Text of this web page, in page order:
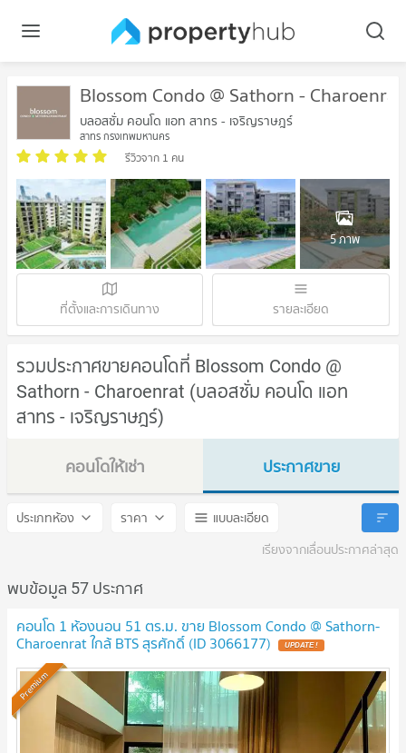
Blossom Condo @ Sathorn - Charoenrat
บลอสซั่ม คอนโด แอท สาทร - เจริญราษฎร์
สาทร กรุงเทพมหานคร
รีวิวจาก 1 คน
5 ภาพ
ที่ตั้งและการเดินทาง รายละเอียด
รวมประกาศขายคอนโดที่ Blossom Condo @
Sathorn - Charoenrat (บลอสซั่ม คอนโด แอท
สาทร - เจริญราษฎร์)
คอนโดให้เช่า
Blossom Condo @ Sathorn - Charoenrat
ประกาศขาย
Blossom Condo @
ประเภทห้อง ราคา
แบบละเอียด
เรียงจากเลื่อนประกาศล่าสุด
พบข้อมูล 57 ประกาศ
คอนโด 1 ห้องนอน 51 ตร.ม. ขาย Blossom Condo @ Sathorn-
Charoenrat ใกล้ BTS สุรศักดิ์ (ID 3066177) UPDATE !
Premium